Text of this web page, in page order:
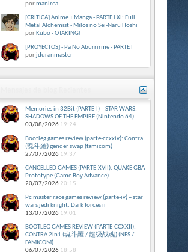
pormanirea
[CRITICA] Anime + Manga - PARTE LXI: Full
Metal Alchemist - Milos no Sei-Naru Hoshi
por Kubo - OTAKING!
[PROYECTOS] - Pa No Aburrirme - PARTE I
porjduranmaster
Memories in 32Bit (PARTE-I) – STAR WARS:
SHADOWS OF THE EMPIRE (Nintendo 64)
03/08/2026 19:24
Bootleg games review (parte-ccxxiv): Contra
(魂斗羅) gender swap (famicom)
27/07/2026 19:37
CANCELLED GAMES (PARTE-XVII): QUAKE GBA
Prototype (Game Boy Advance)
20/07/2026 20:15
Pc master race games review (parte-iv) – star
wars jedi knight: Dark forces ii
13/07/2026 19:01
BOOTLEG GAMES REVIEW (PARTE-CCXXII):
CONTRA 2in1 (魂斗羅 / 超级战魂) (NES /
FAMICOM)
06/07/2026 18:58